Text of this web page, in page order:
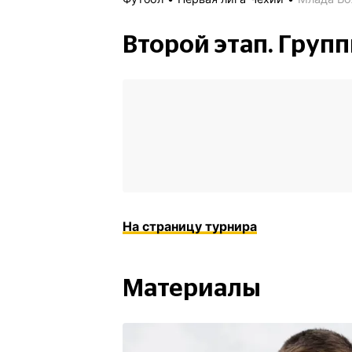
Второй этап.
На страницу турнира
Материалы